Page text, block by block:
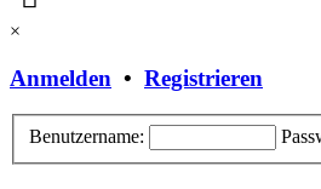
×
Anmelden • Registrieren
Benutzername: